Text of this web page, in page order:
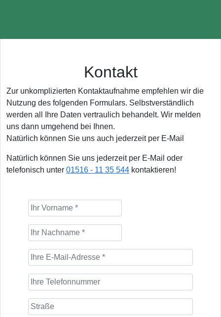
Kontakt
Zur unkomplizierten Kontaktaufnahme empfehlen wir die
Nutzung des folgenden Formulars. Selbstverständlich
werden all Ihre Daten vertraulich behandelt. Wir melden
uns dann umgehend bei Ihnen.
Natürlich können Sie uns auch jederzeit per E-Mail
Natürlich können Sie uns jederzeit per E-Mail oder
telefonisch unter 01516 - 11 35 544 kontaktieren!